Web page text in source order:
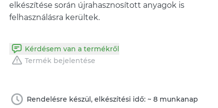
elkészítése során újrahasznosított anyagok is
felhasználásra kerültek.
Kérdésem van a termékről
Termék bejelentése
Rendelésre készül, elkészítési idő: ~ 8 munkanap